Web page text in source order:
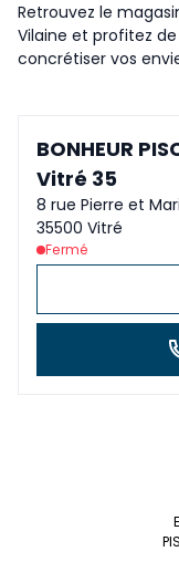
Retrouvez le
Vilaine et profitez
concrétiser vos
BONHEUR
Vitré 35
8 rue Pierre et
35500 Vitré
Fermé